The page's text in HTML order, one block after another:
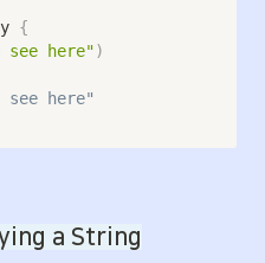
{
see here")
here"
a String